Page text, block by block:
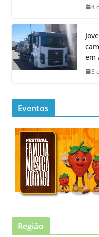
4
em
3
Eventos
Região